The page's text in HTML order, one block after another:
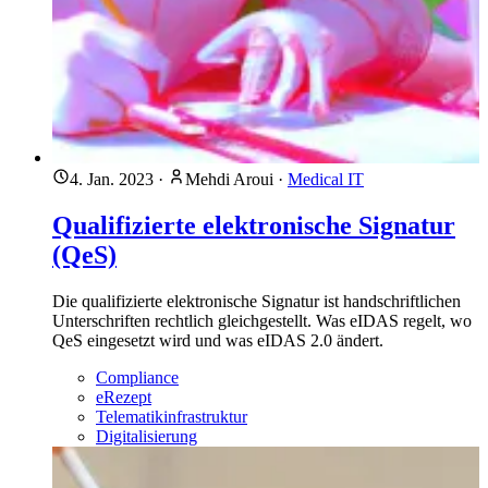
4. Jan. 2023 · Mehdi Aroui · Medical IT
Qualifizierte elektronische Signatur
(QeS)
Die qualifizierte elektronische Signatur ist handschriftlichen
Unterschriften rechtlich gleichgestellt. Was eIDAS regelt, wo
QeS eingesetzt wird und was eIDAS 2.0 ändert.
Compliance
eRezept
Telematikinfrastruktur
Digitalisierung